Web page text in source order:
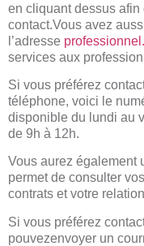
en cliquant dessus afin
contact.Vous avez
l’adresse professionne
services aux
Si vous préférez
téléphone, voici le
disponible du lundi au
de 9h à 12h.
Vous aurez également
permet de consulter
contrats et votre
Si vous préférez
pouvezenvoyer un